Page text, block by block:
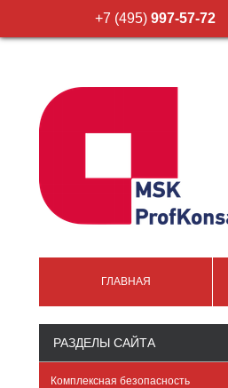
+7 (495) 997-57-72
ГЛАВНАЯ
РАЗДЕЛЫ САЙТА
Комплексная безопасность